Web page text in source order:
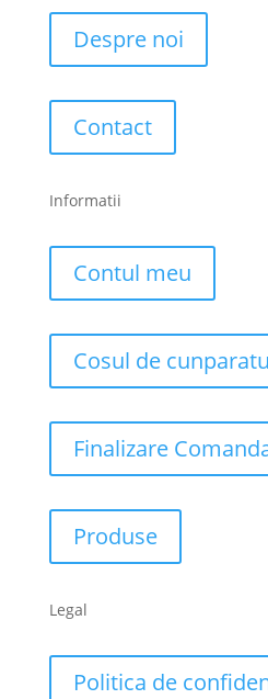
Despre noi
Contact
Informatii
Contul meu
Cosul de
Finalizare
Produse
Legal
Politica de